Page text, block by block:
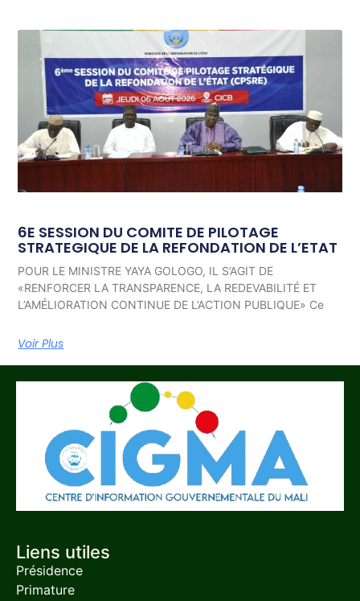
6E SESSION DU COMITE DE PILOTAGE
STRATEGIQUE DE LA REFONDATION DE L’ETAT
POUR LE MINISTRE YAYA GOLOGO, IL S’AGIT DE
«RENFORCER LA TRANSPARENCE, LA REDEVABILITÉ ET
L’AMÉLIORATION CONTINUE DE L’ACTION PUBLIQUE» Ce
Voir Plus
Liens utiles
Présidence
Primature